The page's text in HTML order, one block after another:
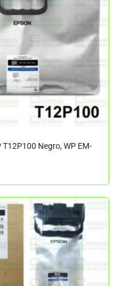
Negro, WP EM-